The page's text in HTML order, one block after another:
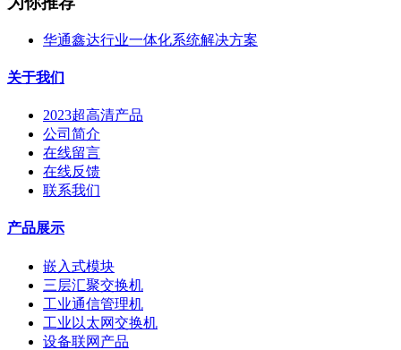
华通鑫达行业一体化系统解决方案
关于我们
2023超高清产品
公司简介
在线留言
在线反馈
联系我们
产品展示
嵌入式模块
三层汇聚交换机
工业通信管理机
工业以太网交换机
设备联网产品